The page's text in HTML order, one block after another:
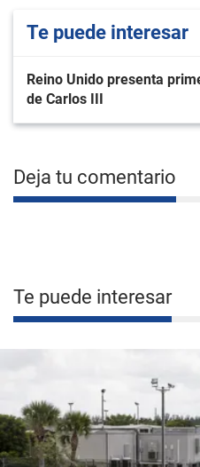
Te puede interesar
Reino Unido presenta
de Carlos III
Deja tu comentario
Te puede interesar